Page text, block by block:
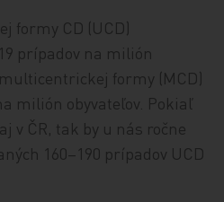
formy CD (UCD)
prípadov na milión
formy (MCD)
milión obyvateľov. Pokiaľ
v ČR, tak by u nás ročne
160–190 prípadov UCD